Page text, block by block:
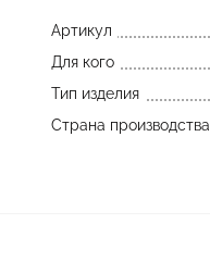
Артикул
Для кого
Тип изделия
Страна производства